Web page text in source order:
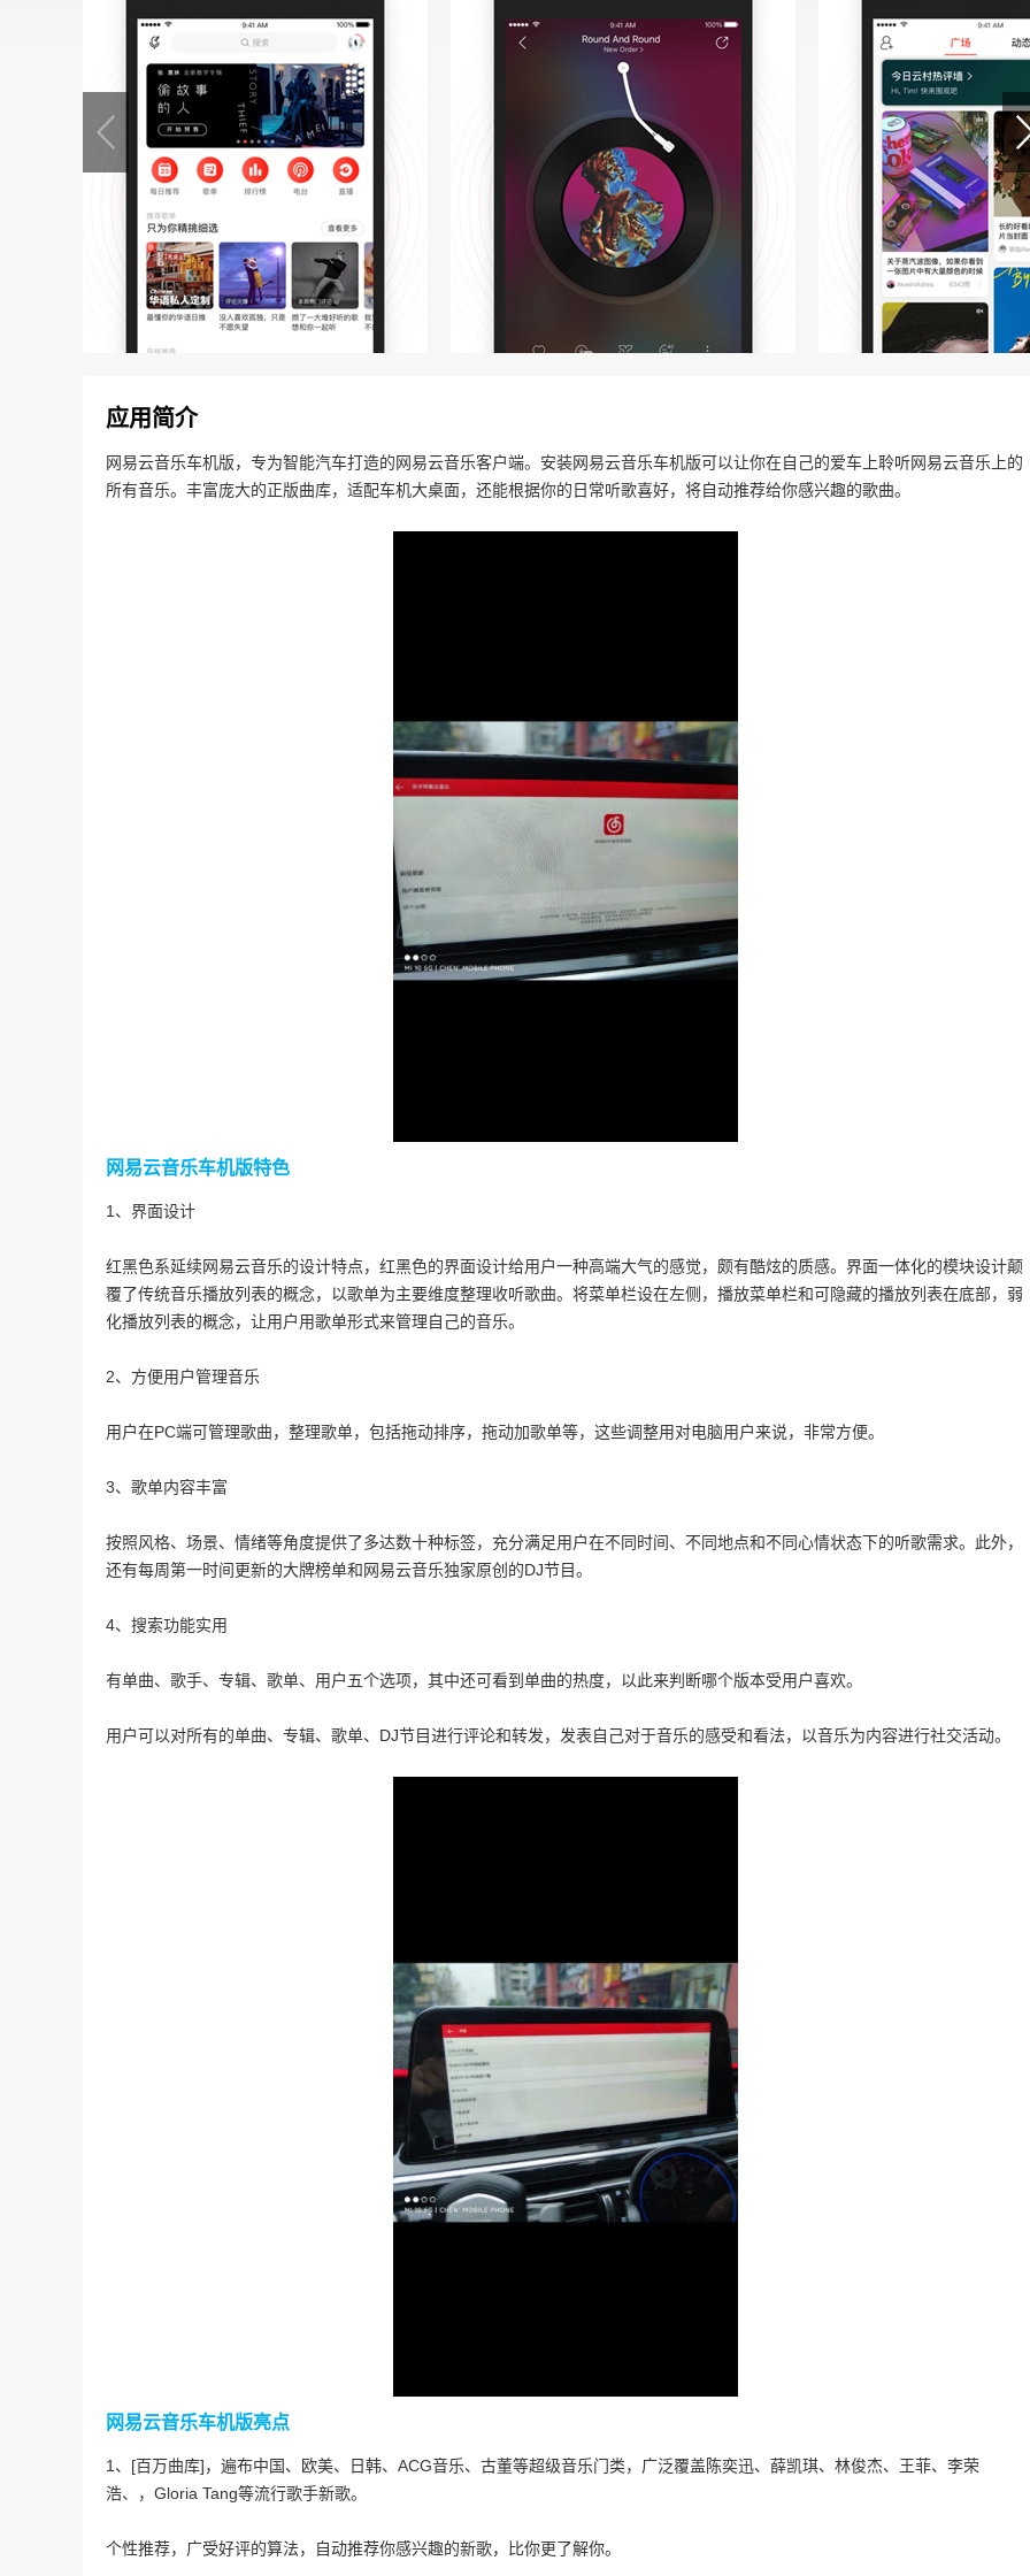
应用简介
网易云音乐车机版，专为智能汽车打造的网易云音乐客户端。安装网易云音乐车机版可以让你在自己的爱车上聆听网易云音乐上的
所有音乐。丰富庞大的正版曲库，适配车机大桌面，还能根据你的日常听歌喜好，将自动推荐给你感兴趣的歌曲。
网易云音乐车机版特色
1、界面设计
红黑色系延续网易云音乐的设计特点，红黑色的界面设计给用户一种高端大气的感觉，颇有酷炫的质感。界面一体化的模块设计颠
覆了传统音乐播放列表的概念，以歌单为主要维度整理收听歌曲。将菜单栏设在左侧，播放菜单栏和可隐藏的播放列表在底部，弱
化播放列表的概念，让用户用歌单形式来管理自己的音乐。
2、方便用户管理音乐
用户在PC端可管理歌曲，整理歌单，包括拖动排序，拖动加歌单等，这些调整用对电脑用户来说，非常方便。
3、歌单内容丰富
按照风格、场景、情绪等角度提供了多达数十种标签，充分满足用户在不同时间、不同地点和不同心情状态下的听歌需求。此外，
还有每周第一时间更新的大牌榜单和网易云音乐独家原创的DJ节目。
4、搜索功能实用
有单曲、歌手、专辑、歌单、用户五个选项，其中还可看到单曲的热度，以此来判断哪个版本受用户喜欢。
用户可以对所有的单曲、专辑、歌单、DJ节目进行评论和转发，发表自己对于音乐的感受和看法，以音乐为内容进行社交活动。
网易云音乐车机版亮点
1、[百万曲库]，遍布中国、欧美、日韩、ACG音乐、古董等超级音乐门类，广泛覆盖陈奕迅、薛凯琪、林俊杰、王菲、李荣
浩、，Gloria Tang等流行歌手新歌。
个性推荐，广受好评的算法，自动推荐你感兴趣的新歌，比你更了解你。